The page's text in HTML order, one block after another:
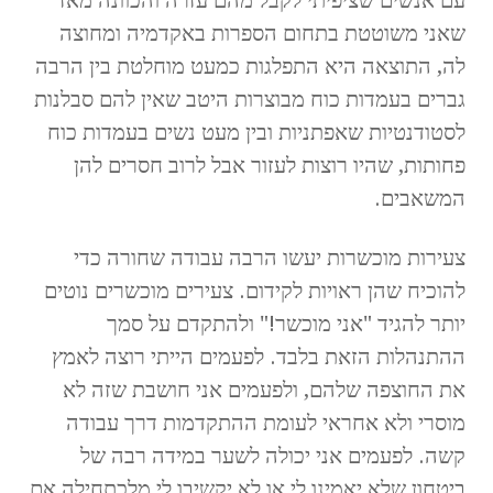
שאני משוטטת בתחום הספרות באקדמיה ומחוצה
לה, התוצאה היא התפלגות כמעט מוחלטת בין הרבה
גברים בעמדות כוח מבוצרות היטב שאין להם סבלנות
לסטודנטיות שאפתניות ובין מעט נשים בעמדות כוח
פחותות, שהיו רוצות לעזור אבל לרוב חסרים להן
המשאבים.
צעירות מוכשרות יעשו הרבה עבודה שחורה כדי
להוכיח שהן ראויות לקידום. צעירים מוכשרים נוטים
יותר להגיד "אני מוכשר!" ולהתקדם על סמך
ההתנהלות הזאת בלבד. לפעמים הייתי רוצה לאמץ
את החוצפה שלהם, ולפעמים אני חושבת שזה לא
מוסרי ולא אחראי לעומת ההתקדמות דרך עבודה
קשה. לפעמים אני יכולה לשער במידה רבה של